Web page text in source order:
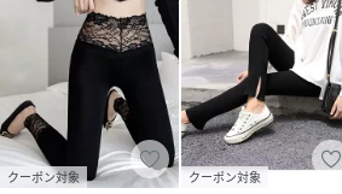
クーポン対象 クーポン対象